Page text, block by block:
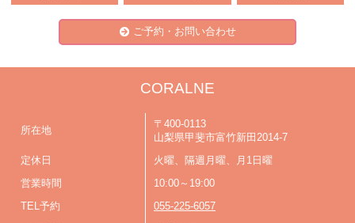
ご予約・お問い合わせ
CORALNE
所在地
〒400-0113
山梨県甲斐市富竹新田2014-7
定休日 火曜、隔週月曜、月1日曜
営業時間 10:00～19:00
TEL予約 055-225-6057